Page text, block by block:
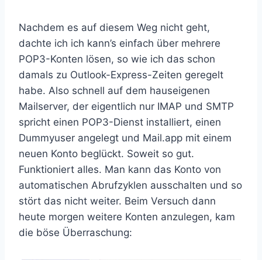
Nachdem es auf diesem Weg nicht geht,
dachte ich ich kann’s einfach über mehrere
POP3-Konten lösen, so wie ich das schon
damals zu Outlook-Express-Zeiten geregelt
habe. Also schnell auf dem hauseigenen
Mailserver, der eigentlich nur IMAP und SMTP
spricht einen POP3-Dienst installiert, einen
Dummyuser angelegt und Mail.app mit einem
neuen Konto beglückt. Soweit so gut.
Funktioniert alles. Man kann das Konto von
automatischen Abrufzyklen ausschalten und so
stört das nicht weiter. Beim Versuch dann
heute morgen weitere Konten anzulegen, kam
die böse Überraschung: